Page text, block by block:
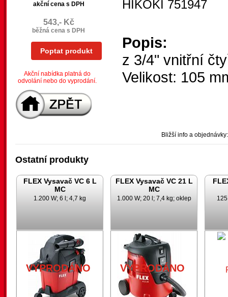
akční cena s DPH
543,- Kč
běžná cena s DPH
Poptat produkt
Akční nabídka platná do
odvolání nebo do vyprodání.
HIKOKI 751947
Popis:
z 3/4" vnitřní
Velikost: 105
Bližší info a
Ostatní produkty
FLEX Vysavač VC 6 L
MC
1.200 W; 6 l; 4,7 kg
VYPRODÁNO
FLEX Vysavač VC 21 L
MC
1.000 W; 20 l; 7,4 kg; oklep
VYPRODÁNO